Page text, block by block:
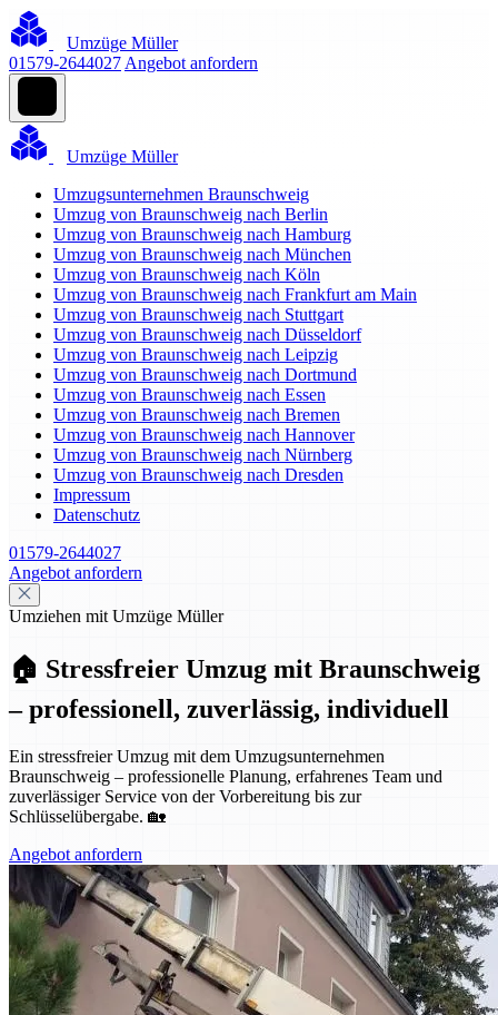
Umzüge Müller
01579-2644027 Angebot anfordern
Umzüge Müller
Umzugsunternehmen Braunschweig
Umzug von Braunschweig nach Berlin
Umzug von Braunschweig nach Hamburg
Umzug von Braunschweig nach München
Umzug von Braunschweig nach Köln
Umzug von Braunschweig nach Frankfurt am Main
Umzug von Braunschweig nach Stuttgart
Umzug von Braunschweig nach Düsseldorf
Umzug von Braunschweig nach Leipzig
Umzug von Braunschweig nach Dortmund
Umzug von Braunschweig nach Essen
Umzug von Braunschweig nach Bremen
Umzug von Braunschweig nach Hannover
Umzug von Braunschweig nach Nürnberg
Umzug von Braunschweig nach Dresden
Impressum
Datenschutz
01579-2644027
Angebot anfordern
Umziehen mit Umzüge Müller
🏠 Stressfreier Umzug mit Braunschweig
– professionell, zuverlässig, individuell
Ein stressfreier Umzug mit dem Umzugsunternehmen
Braunschweig – professionelle Planung, erfahrenes Team und
zuverlässiger Service von der Vorbereitung bis zur
Schlüsselübergabe. 🏡
Angebot anfordern